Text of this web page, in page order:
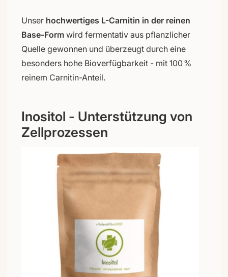
Unser hochwertiges L-Carnitin in der reinen
Base-Form wird fermentativ aus pflanzlicher
Quelle gewonnen und überzeugt durch eine
besonders hohe Bioverfügbarkeit - mit 100 %
reinem Carnitin-Anteil.
Inositol - Unterstützung von
Zellprozessen